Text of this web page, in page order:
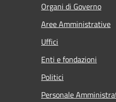
Organi di Governo
Aree Amministrative
Uffici
Enti e fondazioni
Politici
Personale